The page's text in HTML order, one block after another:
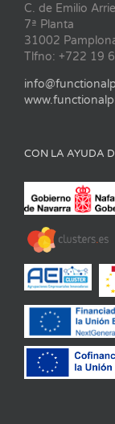
C. de Emilio
7ª Planta
31002
Tlfno: +722 19
CON LA AYUDA